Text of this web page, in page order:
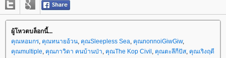
ผู้โหวตบล็อกนี้...
คุณหอมกร, คุณทนายอ้วน, คุณSleepless Sea, คุณnonnoiGiwGiw,
คุณmultiple, คุณภาวิดา คนบ้านป่า, คุณThe Kop Civil , คุณตะลีกีปัส, คุณเริงฤดี